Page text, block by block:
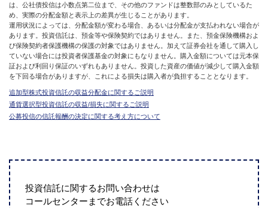
は、公社債投信は小数点第二位まで、その他のファンドは整数部のみとしているた
め、実際の分配金額と表示上の差異が生じることがあります。
運用状況によっては、分配金額が変わる場合、あるいは分配金が支払われない場合が
あります。投資信託は、預金等や保険契約ではありません。また、預金保険機構およ
び保険契約者保護機構の保護の対象ではありません。加えて証券会社を通して購入し
ていない場合には投資者保護基金の対象にもなりません。購入金額については元本保
証および利回り保証のいずれもありません。投資した資産の価値が減少して購入金額
を下回る場合がありますが、これによる損失は購入者が負担することとなります。
追加型株式投資信託の収益分配金に関するご説明
通貨選択型投資信託の収益/損失に関するご説明
公募投信の信託報酬の決定に関する考え方について
投資信託に関するお問い合わせは
コールセンターまでお電話ください